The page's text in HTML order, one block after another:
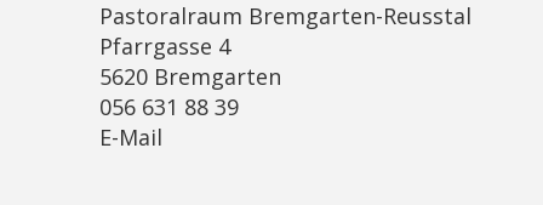
Pastoralraum Bremgarten-Reusstal
Pfarrgasse 4
5620 Bremgarten
056 631 88 39
E-Mail